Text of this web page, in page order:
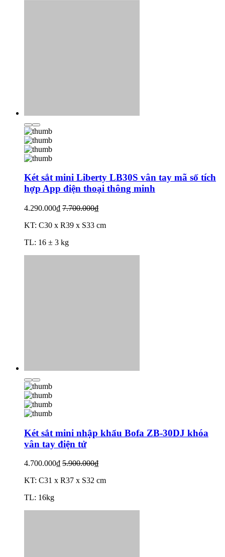
Két sắt mini Liberty LB30S vân tay mã số tích
hợp App điện thoại thông minh
4.290.000₫ 7.700.000₫
KT: C30 x R39 x S33 cm
TL: 16 ± 3 kg
Két sắt mini nhập khẩu Bofa ZB-30DJ khóa
vân tay điện tử
4.700.000₫ 5.900.000₫
KT: C31 x R37 x S32 cm
TL: 16kg